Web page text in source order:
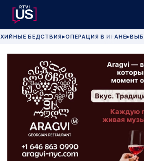
БЕДСТВИЯ▶ОПЕРАЦИЯ В ИРАНЕ▶